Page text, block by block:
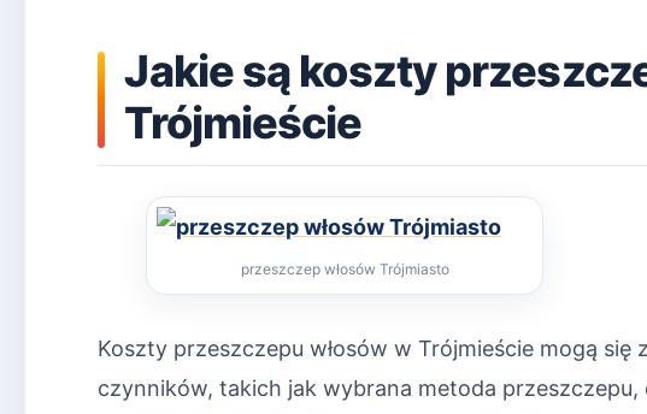
Jakie są koszty
Trójmieście
przeszczep włosów Trójmiasto
Koszty przeszczepu włosów w Trójmieście mogą
czynników, takich jak wybrana metoda